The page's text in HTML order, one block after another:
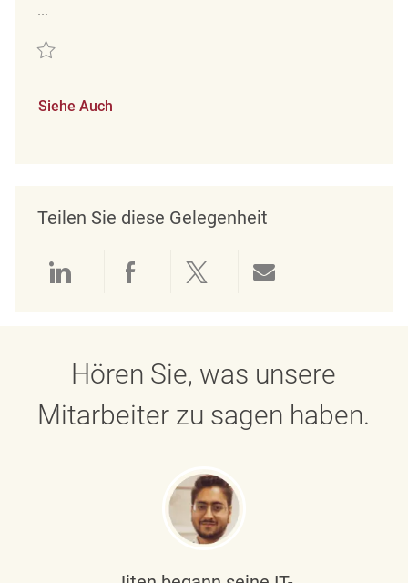
...
Retten Retail Sales Associate REQ131081
Siehe Auch
Teilen Sie diese Gelegenheit
Über LinkedIn teilen
Über Facebook teilen
Über Twitter teilen
Hören Sie, was unsere
Mitarbeiter zu sagen haben.